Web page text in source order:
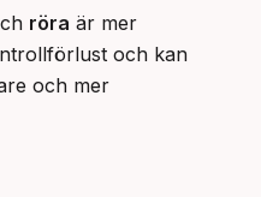
röra är mer
och kan
och mer